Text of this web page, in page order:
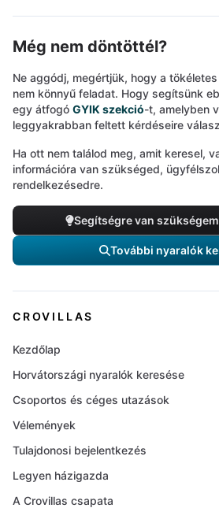
Még nem döntöttél?
Ne aggódj, megértjük, hogy a
nem könnyű feladat. Hogy segítsünk
egy átfogó GYIK szekció-t, amelyben
leggyakrabban feltett kérdéseire
Ha ott nem találod meg, amit keresel,
információra van szükséged,
rendelkezésedre.
Segítségre van
További nyaralók
CROVILLAS
Kezdőlap
Horvátországi nyaralók keresése
Csoportos és céges utazások
Vélemények
Tulajdonosi bejelentkezés
Legyen házigazda
A Crovillas csapata